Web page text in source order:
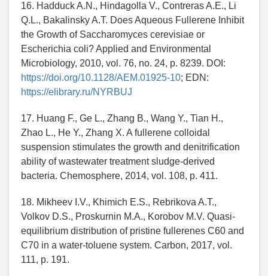
16. Hadduck A.N., Hindagolla V., Contreras A.E., Li
Q.L., Bakalinsky A.T. Does Aqueous Fullerene Inhibit
the Growth of Saccharomyces cerevisiae or
Escherichia coli? Applied and Environmental
Microbiology, 2010, vol. 76, no. 24, p. 8239. DOI:
https://doi.org/10.1128/AEM.01925-10; EDN:
https://elibrary.ru/NYRBUJ
17. Huang F., Ge L., Zhang B., Wang Y., Tian H.,
Zhao L., He Y., Zhang X. A fullerene colloidal
suspension stimulates the growth and denitrification
ability of wastewater treatment sludge-derived
bacteria. Chemosphere, 2014, vol. 108, p. 411.
18. Mikheev I.V., Khimich E.S., Rebrikova A.T.,
Volkov D.S., Proskurnin M.A., Korobov M.V. Quasi-
equilibrium distribution of pristine fullerenes C60 and
C70 in a water-toluene system. Carbon, 2017, vol.
111, p. 191.